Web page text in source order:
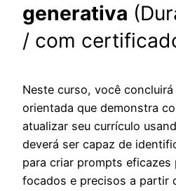
generativa
/ com
Neste curso, você
orientada que demonstra
atualizar seu currículo
deverá ser capaz de
para criar prompts eficazes
focados e precisos a partir